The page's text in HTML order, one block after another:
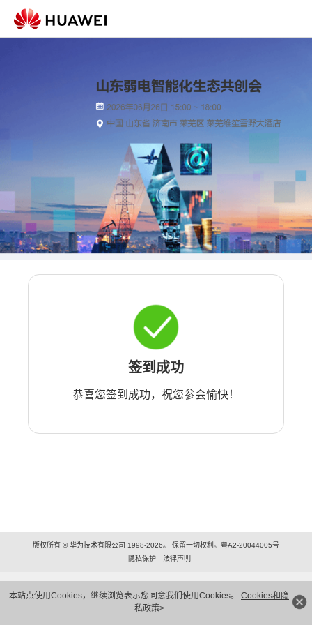
本站点使用Cookies，继续浏览表示您同意我们使用Cookies。 Cookies和隐
私政策>
签到成功
恭喜您签到成功，祝您参会愉快！
版权所有 © 华为技术有限公司 1998-2026。 保留一切权利。粤A2-20044005号
隐私保护
法律声明